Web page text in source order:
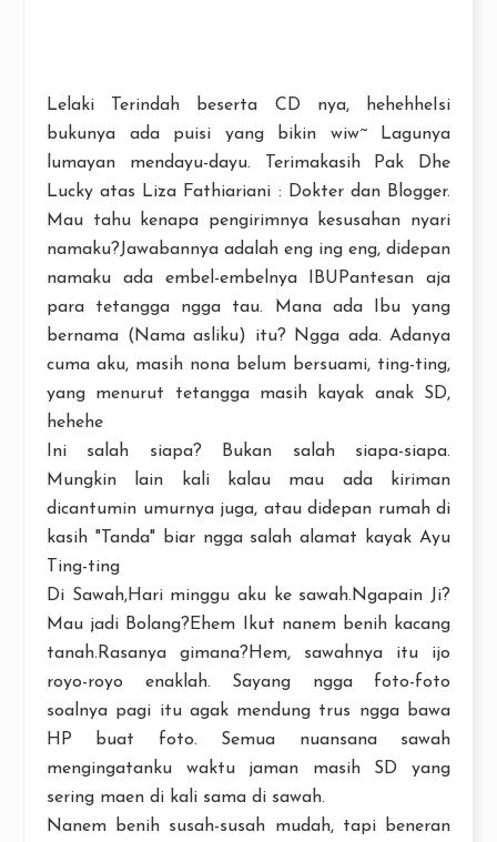
Lelaki Terindah beserta CD nya, hehehheIsi
bukunya ada puisi yang bikin wiw~ Lagunya
lumayan mendayu-dayu. Terimakasih Pak Dhe
Lucky atas Liza Fathiariani : Dokter dan Blogger.
Mau tahu kenapa pengirimnya kesusahan nyari
namaku?Jawabannya adalah eng ing eng, didepan
namaku ada embel-embelnya IBUPantesan aja
para tetangga ngga tau. Mana ada Ibu yang
bernama (Nama asliku) itu? Ngga ada. Adanya
cuma aku, masih nona belum bersuami, ting-ting,
yang menurut tetangga masih kayak anak SD,
hehehe
Ini salah siapa? Bukan salah siapa-siapa.
Mungkin lain kali kalau mau ada kiriman
dicantumin umurnya juga, atau didepan rumah di
kasih "Tanda" biar ngga salah alamat kayak Ayu
Ting-ting
Di Sawah,Hari minggu aku ke sawah.Ngapain Ji?
Mau jadi Bolang?Ehem Ikut nanem benih kacang
tanah.Rasanya gimana?Hem, sawahnya itu ijo
royo-royo enaklah. Sayang ngga foto-foto
soalnya pagi itu agak mendung trus ngga bawa
HP buat foto. Semua nuansana sawah
mengingatanku waktu jaman masih SD yang
sering maen di kali sama di sawah.
Nanem benih susah-susah mudah, tapi beneran